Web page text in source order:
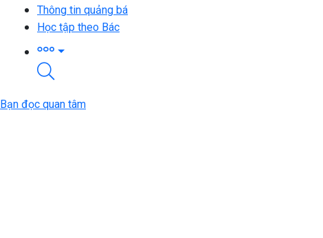
Thông tin quảng bá
Học tập theo Bác
Bạn đọc quan tâm